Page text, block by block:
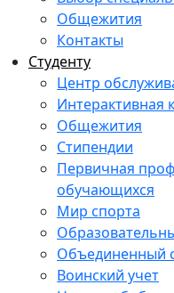
Общежития
Контакты
Студенту
Центр
Интерактивная
Общежития
Стипендии
Первичная
обучающихся
Мир спорта
Объединенный
Воинский учет